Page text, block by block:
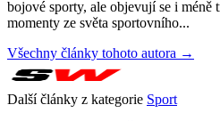
bojové sporty, ale objevují se i méně
momenty ze světa sportovního...
Všechny články tohoto autora →
Další články z kategorie Sport